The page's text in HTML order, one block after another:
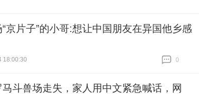
京片子”的小哥:想让中国朋友在异国他乡感
18:00:30
0
斗兽场走失，家人用中文紧急喊话，网